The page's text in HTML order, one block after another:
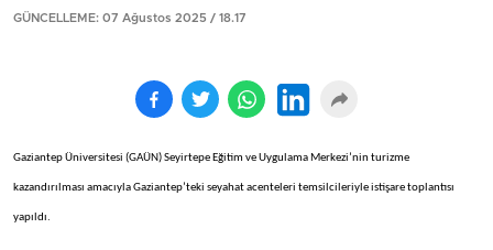
GÜNCELLEME: 07 Ağustos 2025 / 18.17
Gaziantep Üniversitesi (GAÜN) Seyirtepe Eğitim ve Uygulama Merkezi’nin turizme
kazandırılması amacıyla Gaziantep’teki seyahat acenteleri temsilcileriyle istişare toplantısı
yapıldı.